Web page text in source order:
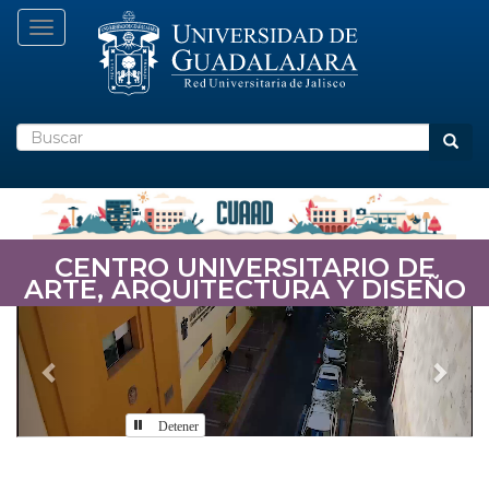
Pasar
Toggle navigation
Buscar
CENTRO UNIVERSITARIO DE
ARTE, ARQUITECTURA Y DISEÑO
Previous Next
Detener